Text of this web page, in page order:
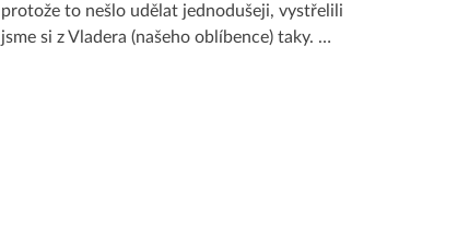
protože to nešlo udělat jednodušeji, vystřelili
jsme si z Vladera (našeho oblíbence) taky. …